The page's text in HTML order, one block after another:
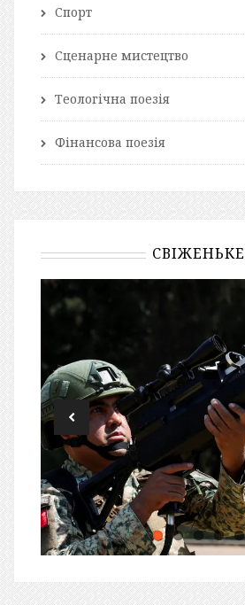
Спорт
Сценарне мистецтво
Теологічна поезія
Фінансова поезія
СВІЖЕНЬКЕ